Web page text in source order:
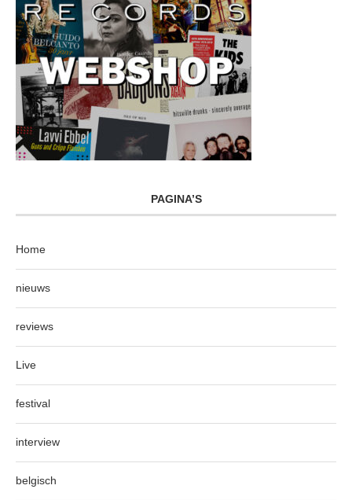
PAGINA’S
Home
nieuws
reviews
Live
festival
interview
belgisch